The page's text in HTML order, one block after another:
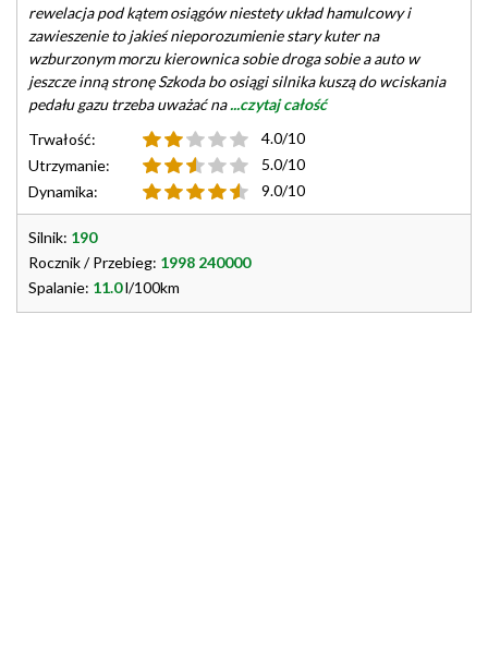
rewelacja pod kątem osiągów niestety układ hamulcowy i
zawieszenie to jakieś nieporozumienie stary kuter na
wzburzonym morzu kierownica sobie droga sobie a auto w
jeszcze inną stronę Szkoda bo osiągi silnika kuszą do wciskania
pedału gazu trzeba uważać na...czytaj całość
Trwałość:
4.0/10
Utrzymanie:
5.0/10
Dynamika:
9.0/10
Silnik: 190
Rocznik / Przebieg: 1998 240000
Spalanie: 11.0l/100km